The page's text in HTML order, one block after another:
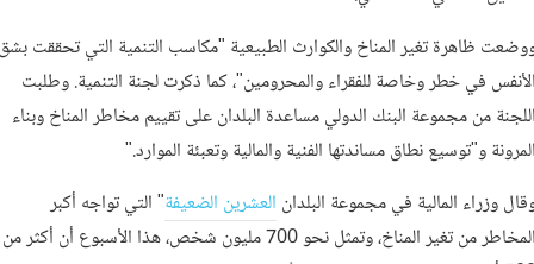
ظاهرة تغير المناخ والكوارث الطبيعية "مكاسب التنمية التي تحققت
في خطر وخاصة للفقراء والمحرومين"، كما ذكرت لجنة التنمية. وطلبت
من مجموعة البنك الدولي مساعدة البلدان على تقييم مخاطر المناخ وبناء
و"توسيع نطاق مساندتها الفنية والمالية وتعبئة الموارد."
وزراء المالية في مجموعة البلدان العشرين الضعيفة" التي تواجه أكبر
المخاطر من تغير المناخ، وتمثل نحو 700 مليون شخص، هذا الأسبوع أن أكثر من